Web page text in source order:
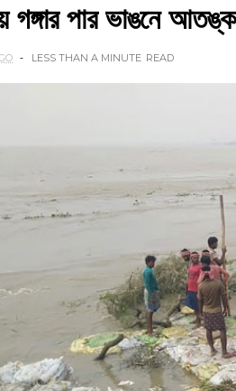
গঙ্গার পার ভাঙনে
LESS THAN A MINUTE READ